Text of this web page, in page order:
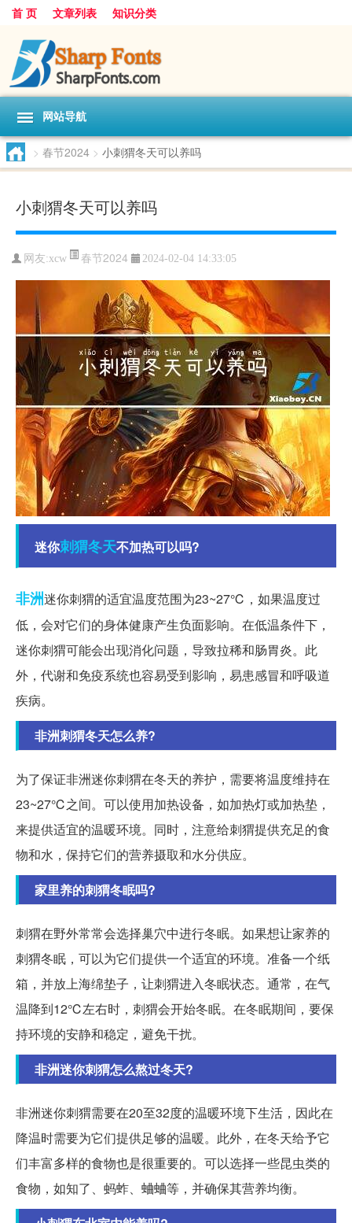
首 页 文章列表 知识分类
网站导航
> 春节2024 > 小刺猬冬天可以养吗
小刺猬冬天可以养吗
网友:xcw 春节2024 2024-02-04 14:33:05
迷你刺猬冬天不加热可以吗?
非洲迷你刺猬的适宜温度范围为23~27℃，如果温度过
低，会对它们的身体健康产生负面影响。在低温条件下，
迷你刺猬可能会出现消化问题，导致拉稀和肠胃炎。此
外，代谢和免疫系统也容易受到影响，易患感冒和呼吸道
疾病。
非洲刺猬冬天怎么养?
为了保证非洲迷你刺猬在冬天的养护，需要将温度维持在
23~27℃之间。可以使用加热设备，如加热灯或加热垫，
来提供适宜的温暖环境。同时，注意给刺猬提供充足的食
物和水，保持它们的营养摄取和水分供应。
家里养的刺猬冬眠吗?
刺猬在野外常常会选择巢穴中进行冬眠。如果想让家养的
刺猬冬眠，可以为它们提供一个适宜的环境。准备一个纸
箱，并放上海绵垫子，让刺猬进入冬眠状态。通常，在气
温降到12℃左右时，刺猬会开始冬眠。在冬眠期间，要保
持环境的安静和稳定，避免干扰。
非洲迷你刺猬怎么熬过冬天?
非洲迷你刺猬需要在20至32度的温暖环境下生活，因此在
降温时需要为它们提供足够的温暖。此外，在冬天给予它
们丰富多样的食物也是很重要的。可以选择一些昆虫类的
食物，如知了、蚂蚱、蛐蛐等，并确保其营养均衡。